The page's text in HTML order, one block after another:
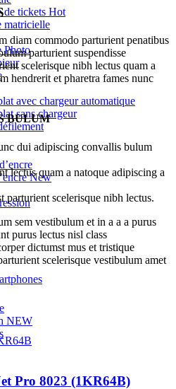
de tickets Hot
matricielle
Photo
avec chargeur automatique
sans chargeur
New
NEW
diam commodo parturient penatibus
parturient suspendisse
scelerisque nibh lectus quam a
hendrerit et pharetra fames nunc
BULUM
dui adipiscing convallis bulum
lectus quam a natoque adipiscing a
parturient scelerisque nibh lectus.
sem vestibulum et in a a a purus
purus lectus nisl class
dictumst mus et tristique
scelerisque vestibulum amet
Pro 8023 (1KR64B)